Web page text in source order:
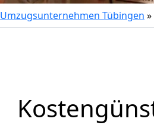
Umzugsunternehmen Tübingen »